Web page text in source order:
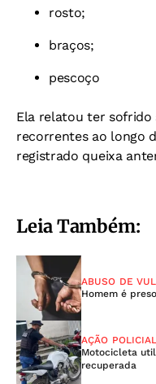
rosto;
braços;
pescoço
Ela relatou ter sofrido
recorrentes ao longo
registrado queixa
Leia Também:
ABUSO DE
Homem é
AÇÃO POLICIAL
Motocicleta
recuperada